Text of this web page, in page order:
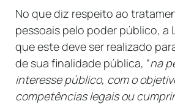
No que diz respeito ao
pessoais pelo poder público, a
que este deve ser realizado
de sua finalidade pública, “na
interesse público, com o
competências legais ou